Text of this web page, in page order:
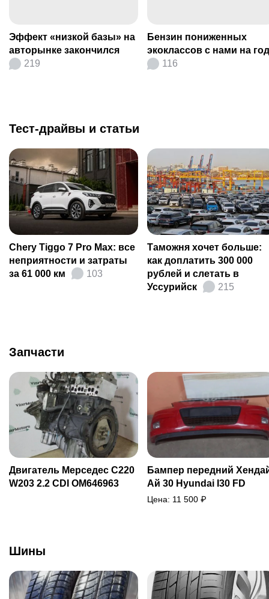
Эффект «низкой базы» на
авторынке закончился
219
Бензин пониженных
экоклассов с нами на год
116
Тест-драйвы и статьи
Chery Tiggo 7 Pro Max: все
неприятности и затраты
за 61 000 км
103
Таможня хочет больше:
как доплатить 300 000
рублей и слетать в
Уссурийск
215
Запчасти
Двигатель Мерседес C220
W203 2.2 CDI OM646963
Бампер передний
Ай 30 Hyundai I30 FD
Цена: 11 500 ₽
Шины